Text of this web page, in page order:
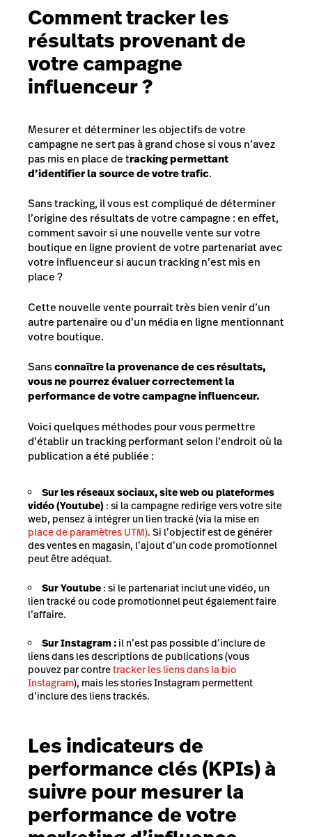
Comment tracker les
résultats provenant de
votre campagne
influenceur ?
Mesurer et déterminer les objectifs de votre
campagne ne sert pas à grand chose si vous n’avez
pas mis en place de tracking permettant
d’identifier la source de votre trafic.
Sans tracking, il vous est compliqué de déterminer
l’origine des résultats de votre campagne : en effet,
comment savoir si une nouvelle vente sur votre
boutique en ligne provient de votre partenariat avec
votre influenceur si aucun tracking n’est mis en
place ?
Cette nouvelle vente pourrait très bien venir d’un
autre partenaire ou d’un média en ligne mentionnant
votre boutique.
Sansconnaître la provenance de ces résultats,
vous ne pourrez évaluer correctement la
performance de votre campagne influenceur.
Voici quelques méthodes pour vous permettre
d’établir un tracking performant selon l’endroit où la
publication a été publiée :
Sur les réseaux sociaux, site web ou plateformes
vidéo (Youtube) : si la campagne redirige vers votre site
web, pensez à intégrer un lien tracké (via la mise en
place de paramètres UTM). Si l’objectif est de générer
des ventes en magasin, l’ajout d’un code promotionnel
peut être adéquat.
Sur Youtube : si le partenariat inclut une vidéo, un
lien tracké ou code promotionnel peut également faire
l’affaire.
Sur Instagram : il n’est pas possible d’inclure de
liens dans les descriptions de publications (vous
pouvez par contretracker les liens dans la bio
Instagram), mais les stories Instagram permettent
d’inclure des liens trackés.
Les indicateurs de
performance clés (KPIs) à
suivre pour mesurer la
performance de votre